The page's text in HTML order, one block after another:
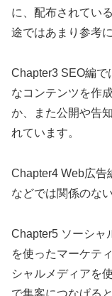
に、配布されてい
途ではあまり参考
Chapter3 SEO編で
なコンテンツを作
か、また公開や告
れています。
Chapter4 Web広告
などでは関係のな
Chapter5 ソーシャ
を使ったマーケテ
シャルメディアを
で集客につなげる